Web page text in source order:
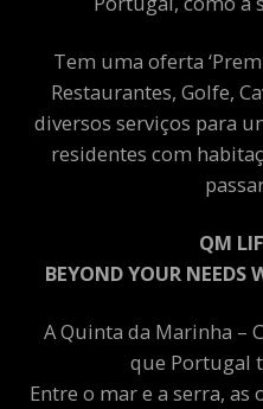
Tem uma oferta
Restaurantes, Golfe,
diversos serviços para
residentes com
QM
BEYOND YOUR NEEDS
A Quinta da Marinha –
que Portugal
Entre o mar e a serra, as